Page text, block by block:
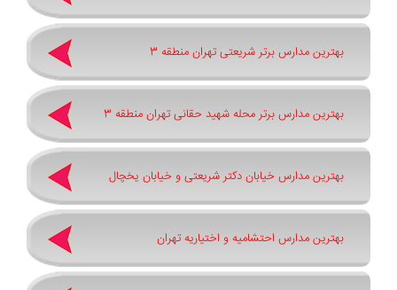
بهترین مدارس برتر شریعتی تهران منطقه 3
بهترین مدارس برتر محله شهید حقانی تهران منطقه 3
بهترین مدارس خیابان دکتر شریعتی و خیابان یخچال
بهترین مدارس احتشامیه و اختیاریه تهران